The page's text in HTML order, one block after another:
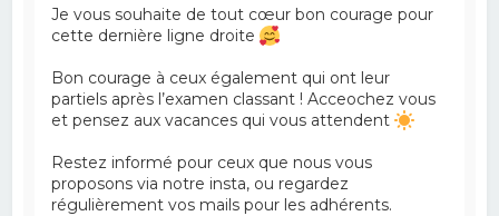
Je vous souhaite de tout cœur bon courage pour
cette dernière ligne droite
Bon courage à ceux également qui ont leur
partiels après l’examen classant ! Acceochez vous
et pensez aux vacances qui vous attendent
Restez informé pour ceux que nous vous
proposons via notre insta, ou regardez
régulièrement vos mails pour les adhérents.